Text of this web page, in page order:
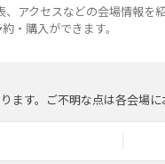
アクセスなどの会場情報
・購入ができます。
す。ご不明な点は各会場に